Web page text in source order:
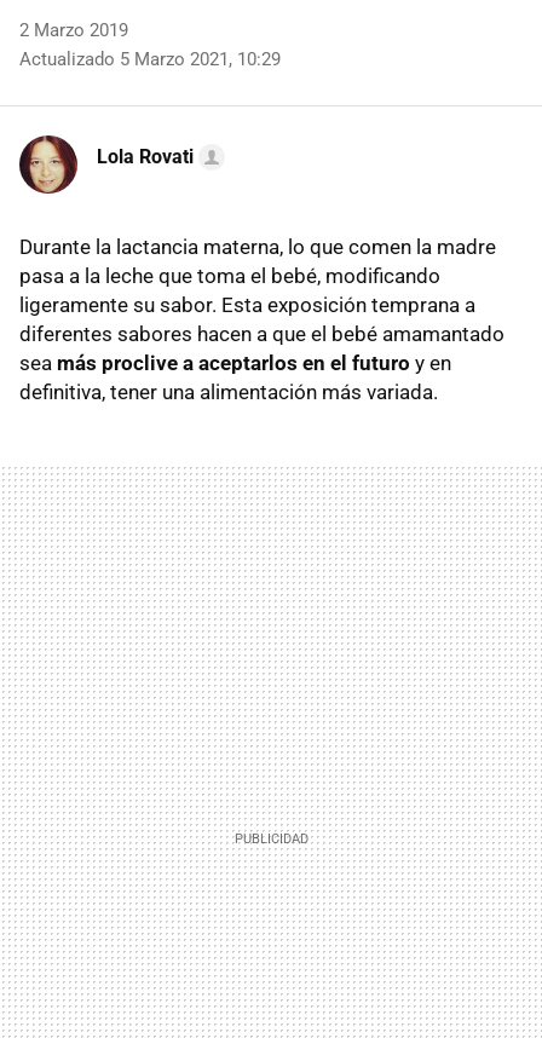
2 Marzo 2019
Actualizado 5 Marzo 2021, 10:29
Lola Rovati
Durante la lactancia materna, lo que comen la madre
pasa a la leche que toma el bebé, modificando
ligeramente su sabor. Esta exposición temprana a
diferentes sabores hacen a que el bebé amamantado
sea más proclive a aceptarlos en el futuro y en
definitiva, tener una alimentación más variada.